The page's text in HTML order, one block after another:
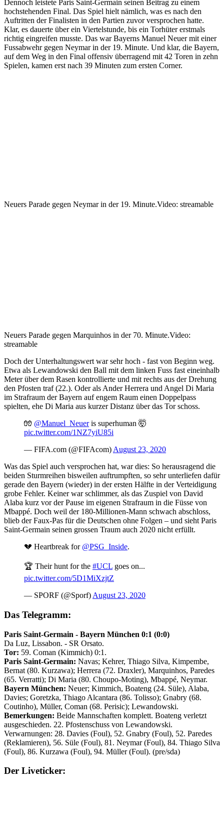
Dennoch leistete Paris Saint-Germain seinen Beitrag zu einem
hochstehenden Final. Das Spiel hielt nämlich, was es nach den
Auftritten der Finalisten in den Partien zuvor versprochen hatte.
Klar, es dauerte über ein Viertelstunde, bis ein Torhüter erstmals
richtig eingreifen musste. Das war Bayerns Manuel Neuer mit einer
Fussabwehr gegen Neymar in der 19. Minute. Und klar, die Bayern,
auf dem Weg in den Final offensiv überragend mit 42 Toren in zehn
Spielen, kamen erst nach 39 Minuten zum ersten Corner.
Neuers Parade gegen Neymar in der 19. Minute.Video: streamable
Neuers Parade gegen Marquinhos in der 70. Minute.Video:
streamable
Doch der Unterhaltungswert war sehr hoch - fast von Beginn weg.
Etwa als Lewandowski den Ball mit dem linken Fuss fast eineinhalb
Meter über dem Rasen kontrollierte und mit rechts aus der Drehung
den Pfosten traf (22.). Oder als Ander Herrera und Angel Di Maria
im Strafraum der Bayern auf engem Raum einen Doppelpass
spielten, ehe Di Maria aus kurzer Distanz über das Tor schoss.
🧤 @Manuel_Neueris superhuman 🤯
pic.twitter.com/1NZ7yiU85i
— FIFA.com (@FIFAcom) August 23, 2020
Was das Spiel auch versprochen hat, war dies: So herausragend die
beiden Sturmreihen bisweilen auftrumpften, so sehr unterliefen dafür
gerade den Bayern (wieder) in der ersten Hälfte in der Verteidigung
grobe Fehler. Keiner war schlimmer, als das Zuspiel von David
Alaba kurz vor der Pause im eigenen Strafraum in die Füsse von
Mbappé. Doch weil der 180-Millionen-Mann schwach abschloss,
blieb der Faux-Pas für die Deutschen ohne Folgen – und sieht Paris
Saint-Germain seinen grossen Traum auch 2020 nicht erfüllt.
💔 Heartbreak for @PSG_Inside.
🏆 Their hunt for the #UCL goes on...
pic.twitter.com/5D1MiXzjtZ
— SPORF (@Sporf) August 23, 2020
Das Telegramm:
Paris Saint-Germain - Bayern München 0:1 (0:0)
Da Luz, Lissabon. - SR Orsato.
Tor: 59. Coman (Kimmich) 0:1.
Paris Saint-Germain: Navas; Kehrer, Thiago Silva, Kimpembe,
Bernat (80. Kurzawa); Herrera (72. Draxler), Marquinhos, Paredes
(65. Verratti); Di Maria (80. Choupo-Moting), Mbappé, Neymar.
Bayern München: Neuer; Kimmich, Boateng (24. Süle), Alaba,
Davies; Goretzka, Thiago Alcantara (86. Tolisso); Gnabry (68.
Coutinho), Müller, Coman (68. Perisic); Lewandowski.
Bemerkungen: Beide Mannschaften komplett. Boateng verletzt
ausgeschieden. 22. Pfostenschuss von Lewandowski.
Verwarnungen: 28. Davies (Foul), 52. Gnabry (Foul), 52. Paredes
(Reklamieren), 56. Süle (Foul), 81. Neymar (Foul), 84. Thiago Silva
(Foul), 86. Kurzawa (Foul), 94. Müller (Foul). (pre/sda)
Der Liveticker: